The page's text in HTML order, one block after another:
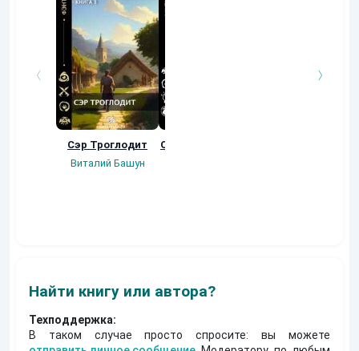
Сэр Троглодит
Виталий Башун
Осколки прошлого
Найти книгу или автора?
Техподдержка:
В таком случае просто спросите: вы можете